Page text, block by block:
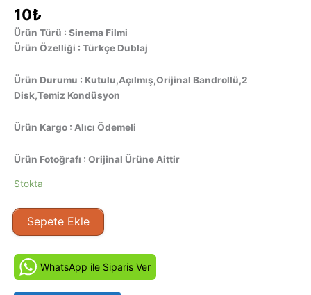
10₺
Ürün Türü : Sinema Filmi
Ürün Özelliği : Türkçe Dublaj
Ürün Durumu : Kutulu,Açılmış,Orijinal Bandrollü,2
Disk,Temiz Kondüsyon
Ürün Kargo : Alıcı Ödemeli
Ürün Fotoğrafı : Orijinal Ürüne Aittir
Stokta
Bayan
Polifax
The
Unexpected
Mrs.
Sepete Ekle
WhatsApp ile Siparis Ver